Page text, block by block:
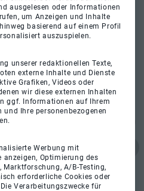
ausgelesen oder Informationen
um Anzeigen und Inhalte
basierend auf einem Profil
auszuspielen.
unserer redaktionellen Texte,
externe Inhalte und Dienste
Grafiken, Videos oder
wir diese externen Inhalten
ggf. Informationen auf Ihrem
Ihre personenbezogenen
Werbung mit
Optimierung des
A/B-Testing,
erforderliche Cookies oder
Verarbeitungszwecke für